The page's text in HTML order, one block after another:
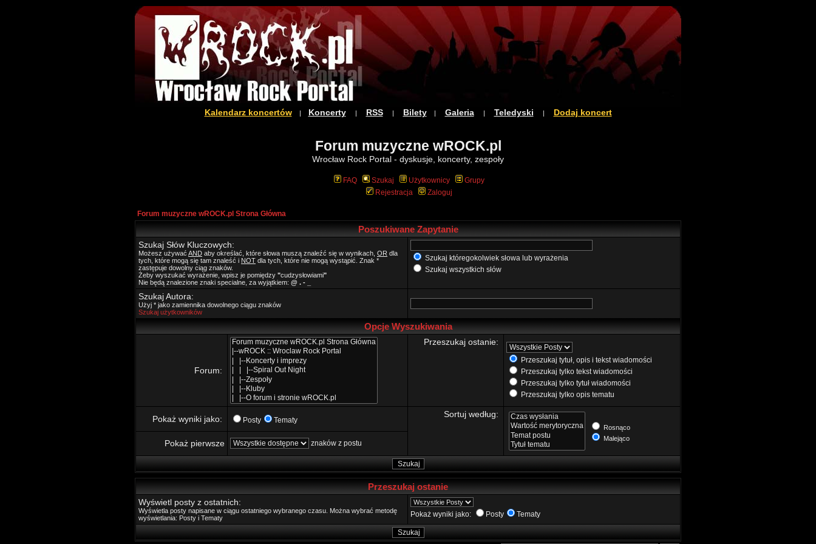
Kalendarz koncertów| Koncerty| RSS| Bilety| Galeria| Teledyski | Dodaj koncert
Forum muzyczne wROCK.pl
Wrocław Rock Portal - dyskusje, koncerty, zespoły
FAQ Szukaj Użytkownicy
Grupy
Rejestracja
Zaloguj
Forum muzyczne wROCK.pl Strona Główna
Poszukiwane Zapytanie
Szukaj Słów Kluczowych:
Możesz używać AND aby określać, które słowa muszą znaleźć się w wynikach, OR dla
tych, które mogą się tam znaleść i NOT dla tych, które nie mogą wystąpić. Znak *
zastępuje dowolny ciąg znaków.
Żeby wyszukać wyrażenie, wpisz je pomiędzy "cudzysłowiami"
Nie będą znalezione znaki specialne, za wyjątkiem: @ . - _
Szukaj któregokolwiek słowa lub wyrażenia
Szukaj wszystkich słów
Szukaj Autora:
Użyj * jako zamiennika dowolnego ciągu znaków
Szukaj użytkowników
Opcje Wyszukiwania
Forum:
Przeszukaj ostanie:
Przeszukaj tytuł, opis i tekst wiadomości
Przeszukaj tylko tekst wiadomości
Przeszukaj tylko tytuł wiadomości
Przeszukaj tylko opis tematu
Pokaż wyniki jako: Posty Tematy
Sortuj według:
Rosnąco
Malejąco
Pokaż pierwsze znaków z postu
Przeszukaj ostanie
Wyświetl posty z ostatnich:
Wyświetla posty napisane w ciągu ostatniego wybranego czasu. Można wybrać metodę
wyświetlania: Posty i Tematy
Pokaż wyniki jako: Posty Tematy